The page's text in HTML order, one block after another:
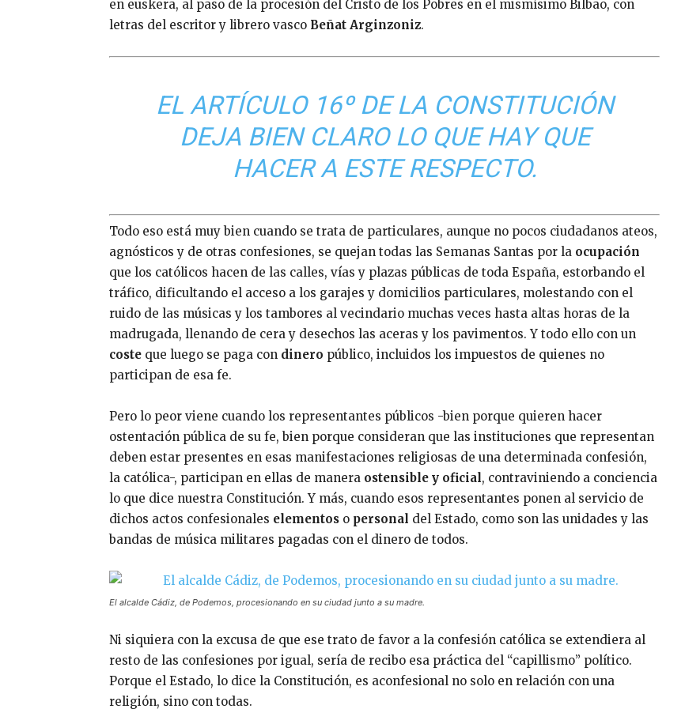
en euskera, al paso de la procesión del Cristo de los Pobres en el mismísimo Bilbao, con
letras del escritor y librero vasco Beñat Arginzoniz.
EL ARTÍCULO 16º DE LA CONSTITUCIÓN
DEJA BIEN CLARO LO QUE HAY QUE
HACER A ESTE RESPECTO.
Todo eso está muy bien cuando se trata de particulares, aunque no pocos ciudadanos ateos,
agnósticos y de otras confesiones, se quejan todas las Semanas Santas por la ocupación
que los católicos hacen de las calles, vías y plazas públicas de toda España, estorbando el
tráfico, dificultando el acceso a los garajes y domicilios particulares, molestando con el
ruido de las músicas y los tambores al vecindario muchas veces hasta altas horas de la
madrugada, llenando de cera y desechos las aceras y los pavimentos. Y todo ello con un
coste que luego se paga con dinero público, incluidos los impuestos de quienes no
participan de esa fe.
Pero lo peor viene cuando los representantes públicos -bien porque quieren hacer
ostentación pública de su fe, bien porque consideran que las instituciones que representan
deben estar presentes en esas manifestaciones religiosas de una determinada confesión,
la católica-, participan en ellas de manera ostensible y oficial, contraviniendo a conciencia
lo que dice nuestra Constitución. Y más, cuando esos representantes ponen al servicio de
dichos actos confesionales elementos o personal del Estado, como son las unidades y las
bandas de música militares pagadas con el dinero de todos.
El alcalde Cádiz, de Podemos, procesionando en su ciudad junto a su madre.
Ni siquiera con la excusa de que ese trato de favor a la confesión católica se extendiera al
resto de las confesiones por igual, sería de recibo esa práctica del “capillismo” político.
Porque el Estado, lo dice la Constitución, es aconfesional no solo en relación con una
religión, sino con todas.